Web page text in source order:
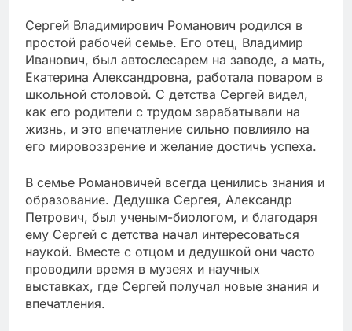
Сергей Владимирович Романович родился в
простой рабочей семье. Его отец, Владимир
Иванович, был автослесарем на заводе, а мать,
Екатерина Александровна, работала поваром в
школьной столовой. С детства Сергей видел,
как его родители с трудом зарабатывали на
жизнь, и это впечатление сильно повлияло на
его мировоззрение и желание достичь успеха.
В семье Романовичей всегда ценились знания и
образование. Дедушка Сергея, Александр
Петрович, был ученым-биологом, и благодаря
ему Сергей с детства начал интересоваться
наукой. Вместе с отцом и дедушкой они часто
проводили время в музеях и научных
выставках, где Сергей получал новые знания и
впечатления.